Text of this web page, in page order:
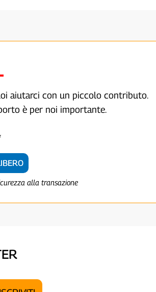
aiutarci con un piccolo contributo.
è per noi importante.
alla transazione